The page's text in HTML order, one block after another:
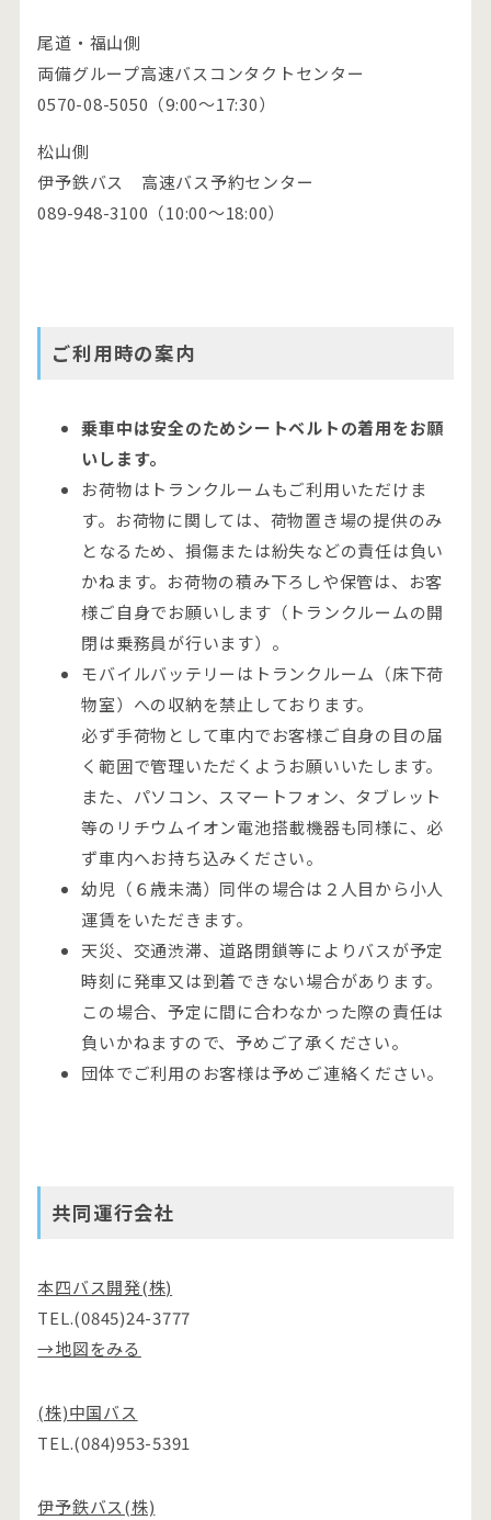
尾道・福山側
両備グループ高速バスコンタクトセンター
0570-08-5050（9:00～17:30）
松山側
伊予鉄バス 高速バス予約センター
089-948-3100（10:00～18:00）
ご利用時の案内
乗車中は安全のためシートベルトの着用をお願
いします。
お荷物はトランクルームもご利用いただけま
す。お荷物に関しては、荷物置き場の提供のみ
となるため、損傷または紛失などの責任は負い
かねます。お荷物の積み下ろしや保管は、お客
様ご自身でお願いします（トランクルームの開
閉は乗務員が行います）。
モバイルバッテリーはトランクルーム（床下荷
物室）への収納を禁止しております。
必ず手荷物として車内でお客様ご自身の目の届
く範囲で管理いただくようお願いいたします。
また、パソコン、スマートフォン、タブレット
等のリチウムイオン電池搭載機器も同様に、必
ず車内へお持ち込みください。
幼児（６歳未満）同伴の場合は２人目から小人
運賃をいただきます。
天災、交通渋滞、道路閉鎖等によりバスが予定
時刻に発車又は到着できない場合があります。
この場合、予定に間に合わなかった際の責任は
負いかねますので、予めご了承ください。
団体でご利用のお客様は予めご連絡ください。
共同運行会社
本四バス開発(株)
TEL.(0845)24-3777
→地図をみる
(株)中国バス
TEL.(084)953-5391
伊予鉄バス(株)